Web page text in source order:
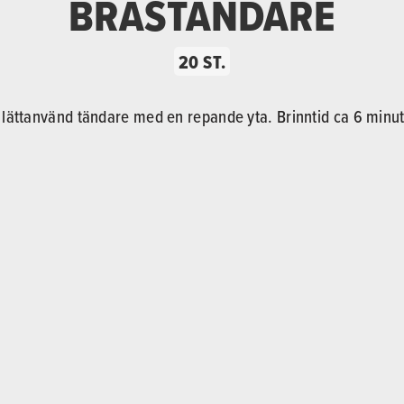
BRASTÄNDARE
20 ST.
tändare med en repande yta. Brinntid ca 6